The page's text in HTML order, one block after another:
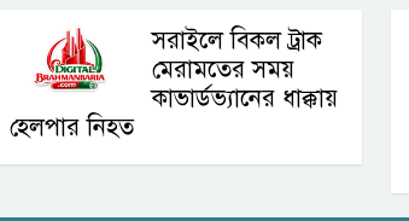
সরাইলে বিকল ট্রাক
মেরামতের সময়
কাভার্ডভ্যানের ধাক্কায়
হেলপার নিহত